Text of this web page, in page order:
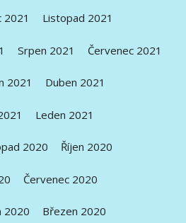
2021 Listopad 2021
Srpen 2021 Červenec 2021
2021 Duben 2021
Leden 2021
2020 Říjen 2020
Červenec 2020
2020 Březen 2020